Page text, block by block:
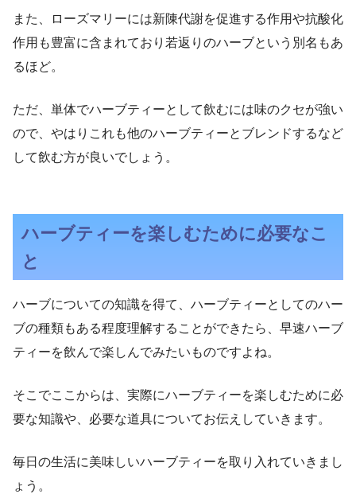
また、ローズマリーには新陳代謝を促進する作用や抗酸化
作用も豊富に含まれており若返りのハーブという別名もあ
るほど。
ただ、単体でハーブティーとして飲むには味のクセが強い
ので、やはりこれも他のハーブティーとブレンドするなど
して飲む方が良いでしょう。
ハーブティーを楽しむために必要なこ
と
ハーブについての知識を得て、ハーブティーとしてのハー
ブの種類もある程度理解することができたら、早速ハーブ
ティーを飲んで楽しんでみたいものですよね。
そこでここからは、実際にハーブティーを楽しむために必
要な知識や、必要な道具についてお伝えしていきます。
毎日の生活に美味しいハーブティーを取り入れていきまし
ょう。